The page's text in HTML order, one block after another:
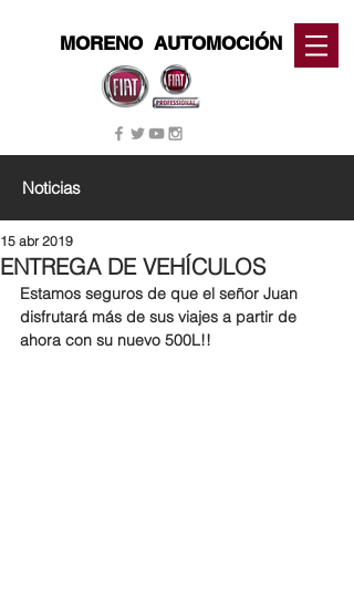
MORENO AUTOMOCIÓN
Noticias
ENTREGA DE VEHÍCULOS
15 abr 2019
Estamos seguros de que el señor Juan
disfrutará más de sus viajes a partir de
ahora con su nuevo 500L!!